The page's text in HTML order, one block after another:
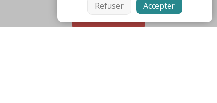
Filtrer
Refuser Accepter